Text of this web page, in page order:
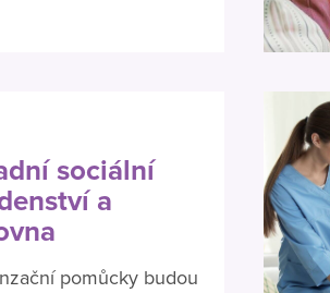
sociální
a
pomůcky budou